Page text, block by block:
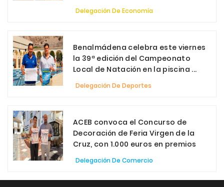
Delegación De Economía
Benalmádena celebra este viernes
la 39ª edición del Campeonato
Local de Natación en la piscina ...
Delegación De Deportes
ACEB convoca el Concurso de
Decoración de Feria Virgen de la
Cruz, con 1.000 euros en premios
Delegación De Comercio